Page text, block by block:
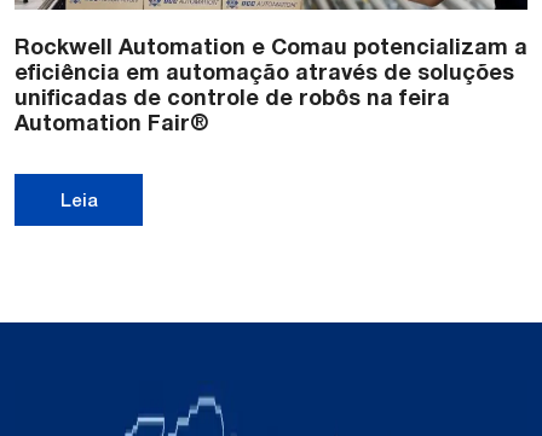
Rockwell Automation e Comau potencializam a
eficiência em automação através de soluções
unificadas de controle de robôs na feira
Automation Fair®
Leia